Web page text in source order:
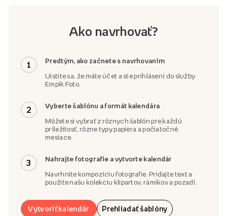
Ako navrhovať?
1 Predtým, ako začnete s navrhovaním
Uistite sa, že máte účet a ste prihlásení do služby
Empik Foto.
2 Vyberte šablónu a formát kalendára
Môžete si vybrať z rôznych šablón pre každú
príležitosť, rôzne typy papiera a počiatočné
mesiace.
3 Nahrajte fotografie a vytvorte kalendár
Navrhnite kompozíciu fotografie. Pridajte text a
použite našu kolekciu klipartov, rámikov a pozadí.
Vytvoriť kalendár Prehliadať šablóny